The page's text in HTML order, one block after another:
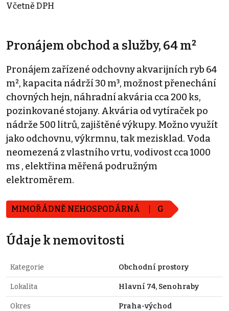
Včetně DPH
Pronájem obchod a služby, 64 m²
Pronájem zařízené odchovny akvarijních ryb 64
m², kapacita nádrží 30 m³, možnost přenechání
chovných hejn, náhradní akvária cca 200 ks,
pozinkované stojany. Akvária od vytíraček po
nádrže 500 litrů, zajištěné výkupy. Možno využít
jako odchovnu, výkrmnu, tak mezisklad. Voda
neomezená z vlastního vrtu, vodivost cca 1000
ms , elektřina měřená podružným
elektroměrem.
MIMOŘÁDNĚ NEHOSPODÁRNÁ G
Údaje k nemovitosti
Kategorie Obchodní prostory
Lokalita Hlavní 74, Senohraby
Okres Praha-východ